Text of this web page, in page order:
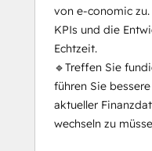
von e-conomic
KPIs und die
Echtzeit.
🔹Treffen Sie
führen Sie
aktueller
wechseln zu